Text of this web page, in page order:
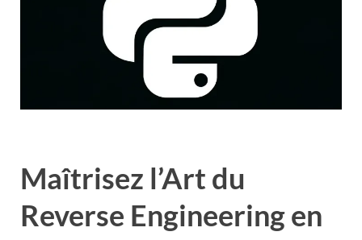
Maîtrisez l’Art du
Reverse Engineering en